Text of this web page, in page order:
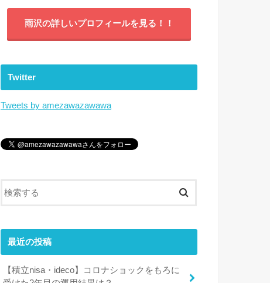
雨沢の詳しいプロフィールを見る！！
Twitter
Tweets by amezawazawawa
最近の投稿
【積立nisa・ideco】コロナショックをもろに